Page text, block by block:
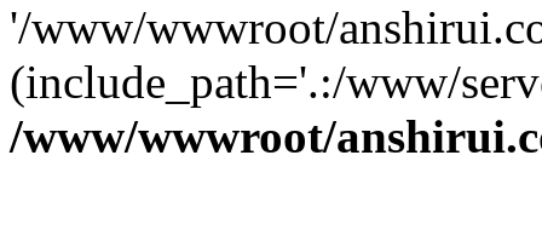
'/www/wwwroot/
(include_path='.:/www/
/www/wwwroot/